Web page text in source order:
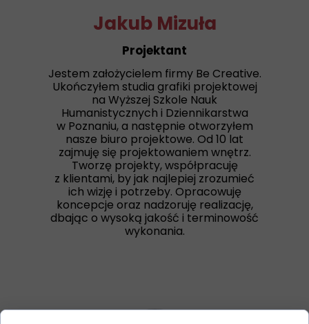
Jakub Mizuła
Jestem założycielem firmy Be Creative.
Ukończyłem studia grafiki projektowej
na Wyższej Szkole Nauk
Humanistycznych i Dziennikarstwa
w Poznaniu, a następnie otworzyłem
nasze biuro projektowe. Od 10 lat
zajmuję się projektowaniem wnętrz.
Tworzę projekty, współpracuję
z klientami, by jak najlepiej zrozumieć
ich wizję i potrzeby. Opracowuję
koncepcje oraz nadzoruję realizację,
dbając o wysoką jakość i terminowość
wykonania.
Projektant